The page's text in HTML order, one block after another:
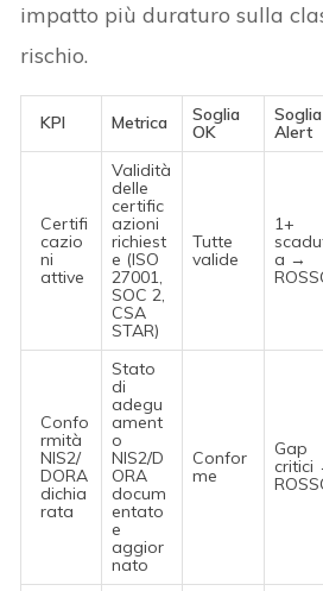
impatto più duraturo sulla
rischio.
KPI Metrica
Soglia
OK
Soglia
Alert
Certifi
cazio
ni
attive
Validità
delle
certific
azioni
richiest
e (ISO
27001,
SOC 2,
CSA
STAR)
Tutte
valide
1+
a →
Confo
rmità
NIS2/
DORA
dichia
rata
Stato
di
adegu
ament
o
NIS2/D
ORA
docum
entato
e
aggior
nato
Confor
me
Gap
critici